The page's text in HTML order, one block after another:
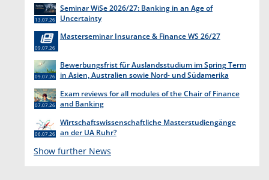
Seminar WiSe 2026/27: Banking in an Age of
Uncertainty
13.07.26
Masterseminar Insurance & Finance WS 26/27
09.07.26
Bewerbungsfrist für Auslandsstudium im Spring Term
in Asien, Australien sowie Nord- und Südamerika
09.07.26
Exam reviews for all modules of the Chair of Finance
and Banking
07.07.26
Wirtschaftswissenschaftliche Masterstudiengänge
an der UA Ruhr?
06.07.26
Show further News